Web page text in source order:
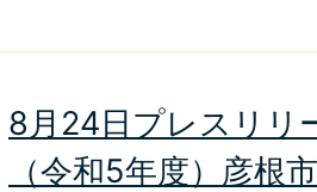
8月24日プレスリリ
（令和5年度）彦根